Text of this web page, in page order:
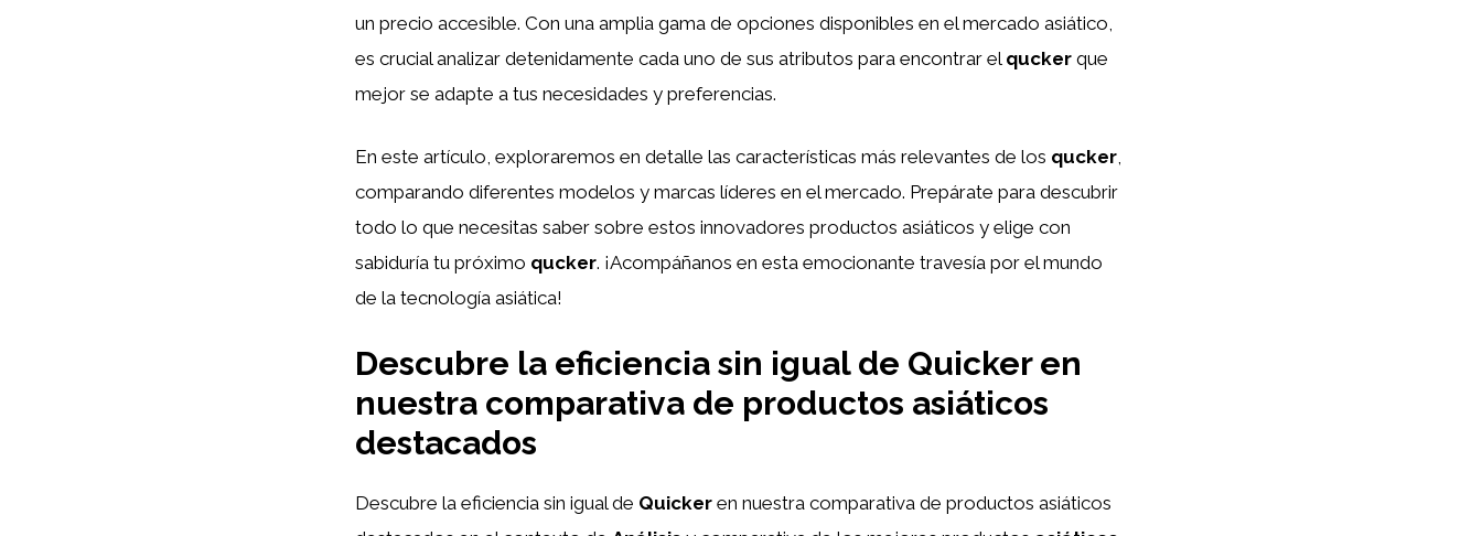
un precio accesible. Con una amplia gama de opciones disponibles en el mercado asiático,
es crucial analizar detenidamente cada uno de sus atributos para encontrar el qucker que
mejor se adapte a tus necesidades y preferencias.
En este artículo, exploraremos en detalle las características más relevantes de los qucker,
comparando diferentes modelos y marcas líderes en el mercado. Prepárate para descubrir
todo lo que necesitas saber sobre estos innovadores productos asiáticos y elige con
sabiduría tu próximo qucker. ¡Acompáñanos en esta emocionante travesía por el mundo
de la tecnología asiática!
Descubre la eficiencia sin igual de Quicker en
nuestra comparativa de productos asiáticos
destacados
Descubre la eficiencia sin igual de Quicker en nuestra comparativa de productos asiáticos